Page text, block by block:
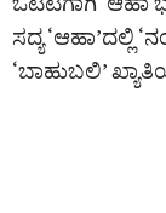
ಸದ್ಯ ‘ಆಹಾ’ದಲ್ಲಿ
‘ಬಾಹುಬಲಿ’